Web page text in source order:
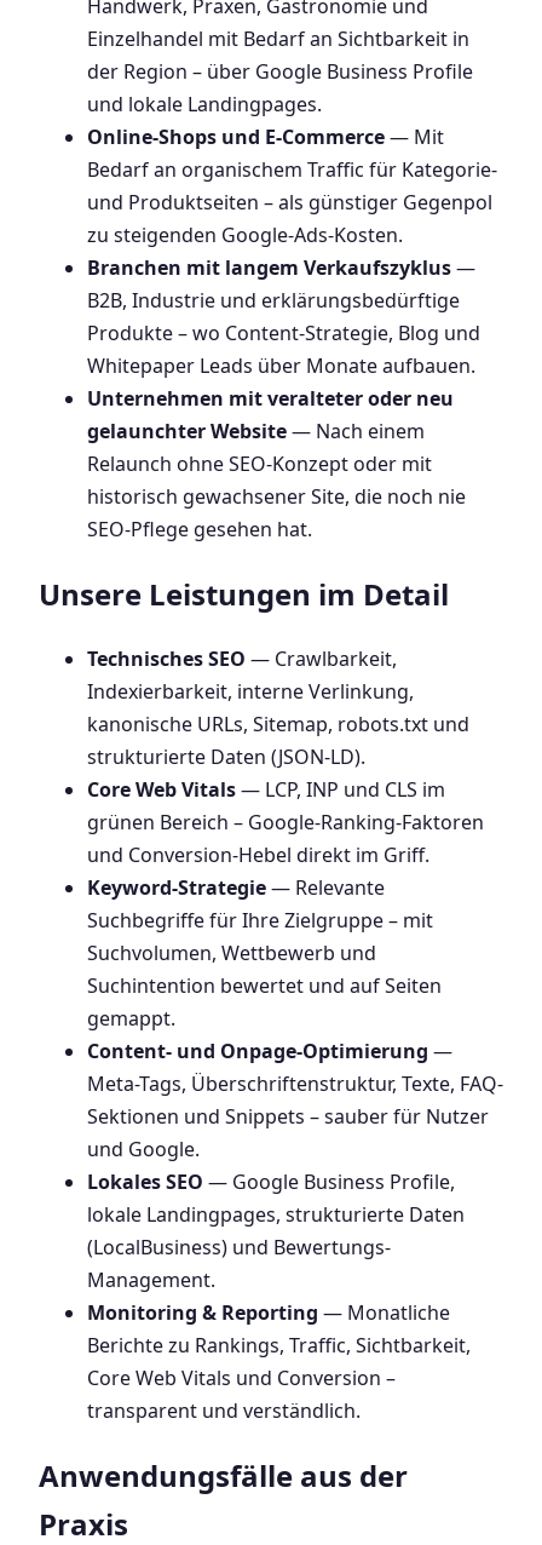
Handwerk, Praxen, Gastronomie und
Einzelhandel mit Bedarf an Sichtbarkeit in
der Region – über Google Business Profile
und lokale Landingpages.
Online-Shops und E-Commerce— Mit
Bedarf an organischem Traffic für Kategorie-
und Produktseiten – als günstiger Gegenpol
zu steigenden Google-Ads-Kosten.
Branchen mit langem Verkaufszyklus—
B2B, Industrie und erklärungsbedürftige
Produkte – wo Content-Strategie, Blog und
Whitepaper Leads über Monate aufbauen.
Unternehmen mit veralteter oder neu
gelaunchter Website— Nach einem
Relaunch ohne SEO-Konzept oder mit
historisch gewachsener Site, die noch nie
SEO-Pflege gesehen hat.
Unsere Leistungen im Detail
Technisches SEO — Crawlbarkeit,
Indexierbarkeit, interne Verlinkung,
kanonische URLs, Sitemap, robots.txt und
strukturierte Daten (JSON-LD).
Core Web Vitals— LCP, INP und CLS im
grünen Bereich – Google-Ranking-Faktoren
und Conversion-Hebel direkt im Griff.
Keyword-Strategie— Relevante
Suchbegriffe für Ihre Zielgruppe – mit
Suchvolumen, Wettbewerb und
Suchintention bewertet und auf Seiten
gemappt.
Content- und Onpage-Optimierung —
Meta-Tags, Überschriftenstruktur, Texte, FAQ-
Sektionen und Snippets – sauber für Nutzer
und Google.
Lokales SEO — Google Business Profile,
lokale Landingpages, strukturierte Daten
(LocalBusiness) und Bewertungs-
Management.
Monitoring & Reporting — Monatliche
Berichte zu Rankings, Traffic, Sichtbarkeit,
Core Web Vitals und Conversion –
transparent und verständlich.
Anwendungsfälle aus der
Praxis